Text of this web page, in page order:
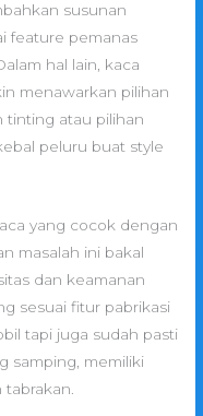
susunan
feature pemanas
hal lain, kaca
menawarkan pilihan
tinting atau pilihan
peluru buat style
yang cocok dengan
masalah ini bakal
dan keamanan
sesuai fitur pabrikasi
tapi juga sudah pasti
samping, memiliki